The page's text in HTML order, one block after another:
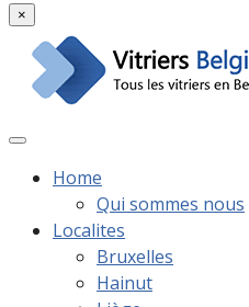
×
Home
Qui sommes nous
Localites
Bruxelles
Hainut